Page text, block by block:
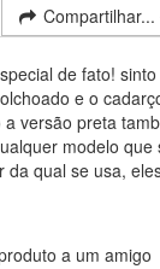
Compartilhar...
de fato!
e o
versão preta
modelo que
qual se usa,
a um amigo